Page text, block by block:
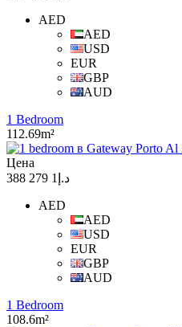
AED
AED
USD
EUR
GBP
AUD
1 Bedroom
112.69m²
Цена
د.إ1 279 388
AED
AED
USD
EUR
GBP
AUD
1 Bedroom
108.6m²